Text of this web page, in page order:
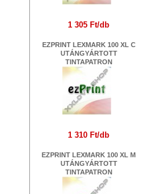
1 305 Ft/db
EZPRINT LEXMARK 100 XL C
UTÁNGYÁRTOTT
TINTAPATRON
1 310 Ft/db
EZPRINT LEXMARK 100 XL M
UTÁNGYÁRTOTT
TINTAPATRON